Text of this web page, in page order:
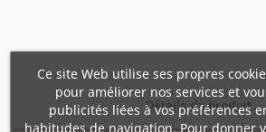
Détails du produit
Ce site Web utilise ses propres
pour améliorer nos services et
publicités liées à vos préférences
habitudes de navigation. Pour donner